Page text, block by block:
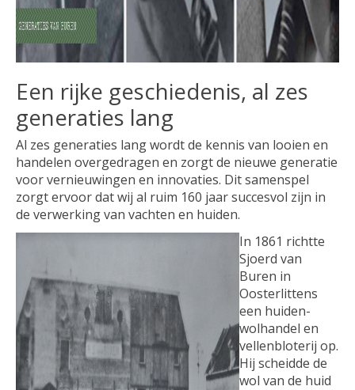
Een rijke geschiedenis, al zes
generaties lang
Al zes generaties lang wordt de kennis van looien en
handelen overgedragen en zorgt de nieuwe generatie
voor vernieuwingen en innovaties. Dit samenspel
zorgt ervoor dat wij al ruim 160 jaar succesvol zijn in
de verwerking van vachten en huiden.
In 1861 richtte
Sjoerd van
Buren in
Oosterlittens
een huiden-
wolhandel en
vellenbloterij op.
Hij scheidde de
wol van de huid